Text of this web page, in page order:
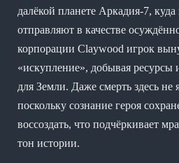
далёкой планете Аркадия-7, куда
отправляют в качестве
корпорации Claywood игрок
«искупление», добывая ресурсы
для Земли. Даже смерть здесь не
поскольку сознание героя
воссоздать, что подчёркивает
тон истории.